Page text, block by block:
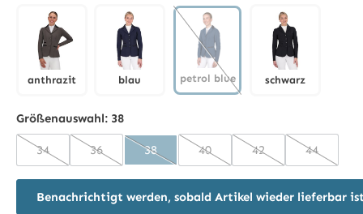
anthrazit blau petrol blue schwarz
Größenauswahl: 38
34
(Diese Option ist zurzeit nicht verfügbar.)
36
(Diese Option ist zurzeit nicht verfügbar.)
38
(Diese Option ist zurzeit nicht verfügbar.)
40
(Diese Option ist zurzeit nicht
42
(Diese Option ist
44
(Diese
Benachrichtigt werden, sobald Artikel wieder lieferbar